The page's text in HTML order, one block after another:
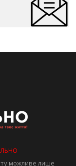
можливе лише